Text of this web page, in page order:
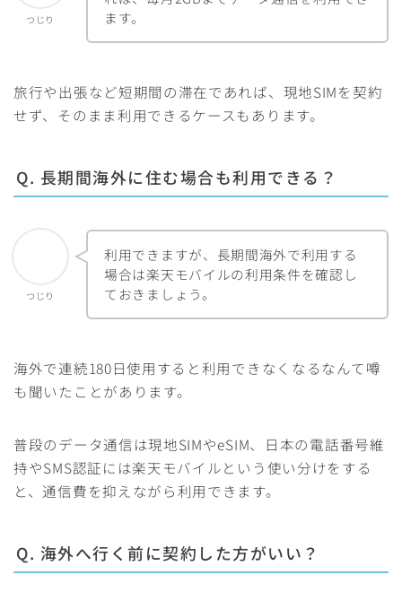
つじり
ます。
旅行や出張など短期間の滞在であれば、現地SIMを契約
せず、そのまま利用できるケースもあります。
Q. 長期間海外に住む場合も利用できる？
つじり
利用できますが、長期間海外で利用する
場合は楽天モバイルの利用条件を確認し
ておきましょう。
海外で連続180日使用すると利用できなくなるなんて噂
も聞いたことがあります。
普段のデータ通信は現地SIMやeSIM、日本の電話番号維
持やSMS認証には楽天モバイルという使い分けをする
と、通信費を抑えながら利用できます。
Q. 海外へ行く前に契約した方がいい？